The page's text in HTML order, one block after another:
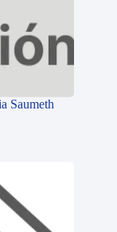
Saumeth